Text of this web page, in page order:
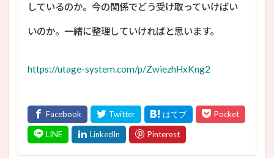
しているのか。今の関係でどう受け取っていけばい
いのか。一緒に整理していければと思います。
https://utage-system.com/p/ZwiezhHxKng2